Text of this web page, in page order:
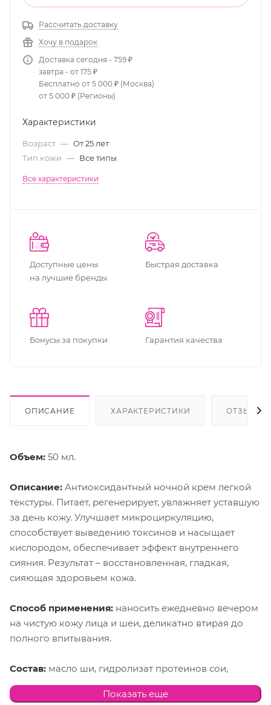
Рассчитать доставку
Хочу в подарок
Доставка сегодня - 759 ₽
завтра - от 175 ₽
Бесплатно от 5 000 ₽ (Москва)
от 5 000 ₽ (Регионы)
Характеристики
Возраст — От 25 лет
Тип кожи — Все типы
Все характеристики
Доступные цены
на лучшие бренды
Быстрая доставка
Бонусы за покупки Гарантия качества
ОПИСАНИЕ ХАРАКТЕРИСТИКИ ОТЗЫВЫ
Объем: 50 мл.
Описание: Антиоксидантный ночной крем легкой
текстуры. Питает, регенерирует, увлажняет уставшую
за день кожу. Улучшает микроциркуляцию,
способствует выведению токсинов и насыщает
кислородом, обеспечивает эффект внутреннего
сияния. Результат – восстановленная, гладкая,
сияющая здоровьем кожа.
Способ применения: наносить ежедневно вечером
на чистую кожу лица и шеи, деликатно втирая до
полного впитывания.
Состав: масло ши, гидролизат протеинов сои,
витамин Е, ретинил пальмитат, аскорбил
метилсиланол пектинат, экстракт водорослей,
Показать еще